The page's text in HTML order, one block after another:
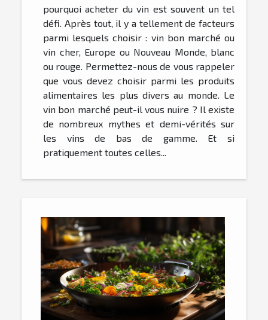
pourquoi acheter du vin est souvent un tel
défi. Après tout, il y a tellement de facteurs
parmi lesquels choisir : vin bon marché ou
vin cher, Europe ou Nouveau Monde, blanc
ou rouge. Permettez-nous de vous rappeler
que vous devez choisir parmi les produits
alimentaires les plus divers au monde. Le
vin bon marché peut-il vous nuire ? Il existe
de nombreux mythes et demi-vérités sur
les vins de bas de gamme. Et si
pratiquement toutes celles...